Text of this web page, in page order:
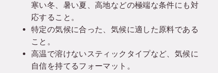
寒い冬、暑い夏、高地などの極端な条件にも対
応すること。
特定の気候に合った、気候に適した原料である
こと。
高温で溶けないスティックタイプなど、気候に
自信を持てるフォーマット。